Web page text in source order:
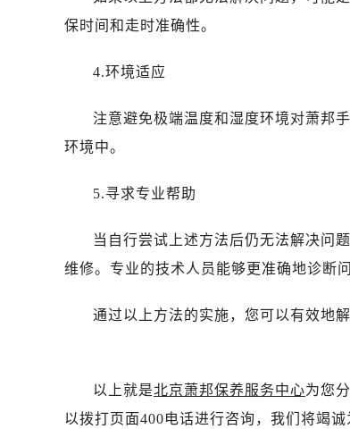
保时间和走时准确性。
4.环境适应
注意避免极端温度和湿度环境对萧邦
环境中。
5.寻求专业帮助
当自行尝试上述方法后仍无法解决问
维修。专业的技术人员能够更准确地诊断
通过以上方法的实施，您可以有效地
以上就是北京萧邦保养服务中心为您
以拨打页面400电话进行咨询，我们将竭诚